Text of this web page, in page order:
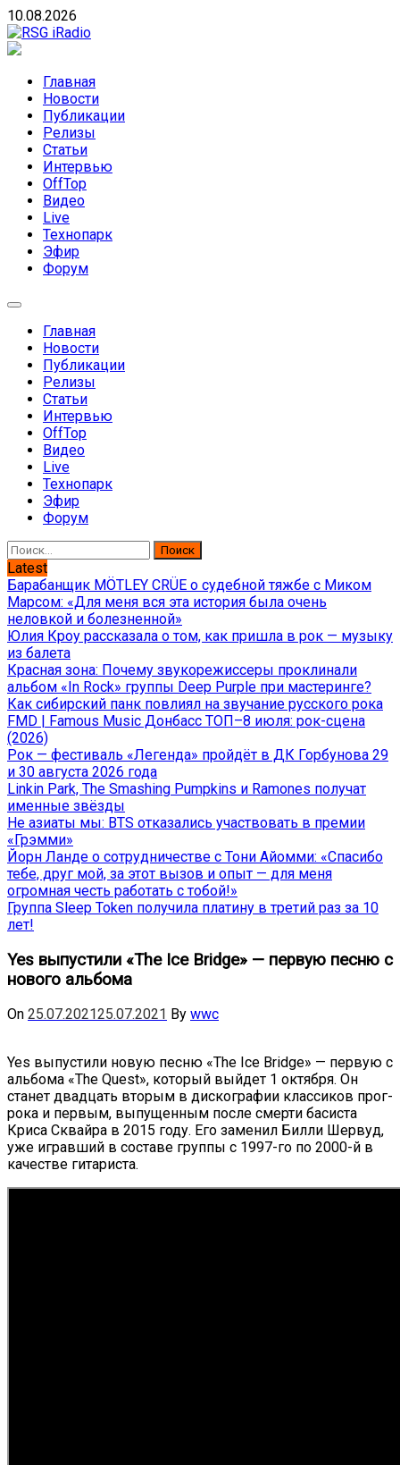
Skip
to
content
10.08.2026
направлений без возрастных ограничений
Главная
Новости
Публикации
Релизы
Статьи
Интервью
OffTop
Видео
Live
Технопарк
Эфир
Форум
Главная
Новости
Публикации
Релизы
Статьи
Интервью
OffTop
Видео
Live
Технопарк
Эфир
Форум
Найти:
Latest
Барабанщик MÖTLEY CRÜE о судебной тяжбе с Миком
Марсом: «Для меня вся эта история была очень
неловкой и болезненной»
Юлия Кроу рассказала о том, как пришла в рок — музыку
из балета
Красная зона: Почему звукорежиссеры проклинали
альбом «In Rock» группы Deep Purple при мастеринге?
Как сибирский панк повлиял на звучание русского рока
FMD | Famous Music Донбасс ТОП–8 июля: рок-сцена
(2026)
Рок — фестиваль «Легенда» пройдёт в ДК Горбунова 29
и 30 августа 2026 года
Linkin Park, The Smashing Pumpkins и Ramones получат
именные звёзды
Не азиаты мы: BTS отказались участвовать в премии
«Грэмми»
Йорн Ланде о сотрудничестве с Тони Айомми: «Спасибо
тебе, друг мой, за этот вызов и опыт — для меня
огромная честь работать с тобой!»
Группа Sleep Token получила платину в третий раз за 10
лет!
Yes выпустили «The Ice Bridge» — первую песню с
нового альбома
On 25.07.202125.07.2021 By wwc
Yes выпустили новую песню «The Ice Bridge» — первую с
альбома «The Quest», который выйдет 1 октября. Он
станет двадцать вторым в дискографии классиков прог-
рока и первым, выпущенным после смерти басиста
Криса Сквайра в 2015 году. Его заменил Билли Шервуд,
уже игравший в составе группы с 1997-го по 2000-й в
качестве гитариста.